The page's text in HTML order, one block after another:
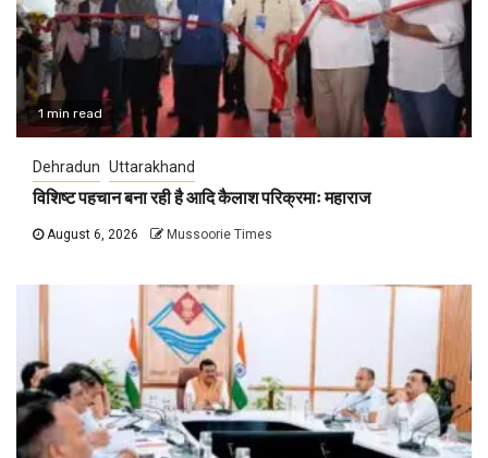
1 min read
Dehradun Uttarakhand
विशिष्ट पहचान बना रही है आदि कैलाश परिक्रमाः महाराज
August 6, 2026 Mussoorie Times